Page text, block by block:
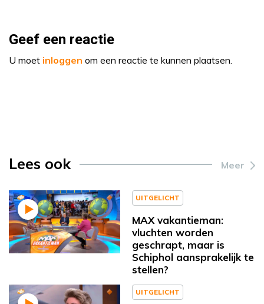
Geef een reactie
U moet inloggen om een reactie te kunnen plaatsen.
Lees ook Meer
UITGELICHT
MAX vakantieman:
vluchten worden
geschrapt, maar is
Schiphol aansprakelijk te
stellen?
UITGELICHT